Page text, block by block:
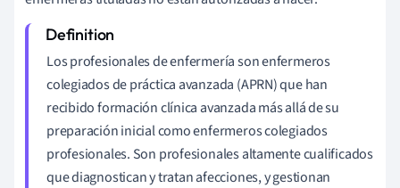
Los profesionales de enfermería son enfermeros
colegiados de práctica avanzada (APRN) que han
recibido formación clínica avanzada más allá de su
preparación inicial como enfermeros colegiados
profesionales. Son profesionales altamente cualificados
que diagnostican y tratan afecciones, y gestionan